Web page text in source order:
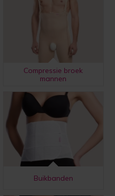
Compressie broek
mannen
Buikbanden